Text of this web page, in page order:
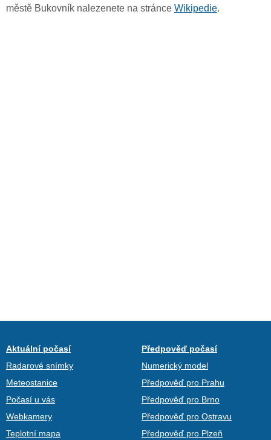
městě Bukovník nalezenete na stránce Wikipedie.
Aktuální počasí
Radarové snímky
Meteostanice
Počasí u vás
Webkamery
Teplotní mapa
Předpověď počasí
Numerický model
Předpověď pro Prahu
Předpověď pro Brno
Předpověď pro Ostravu
Předpověď pro Plzeň